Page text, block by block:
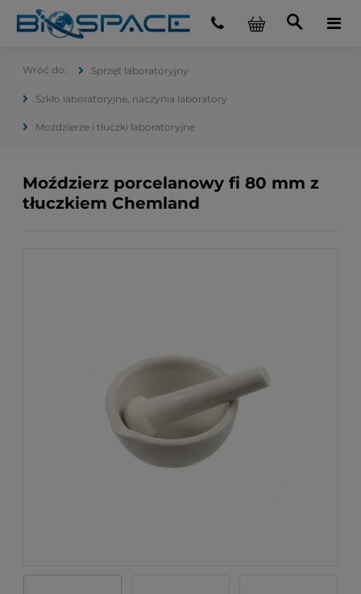
Sprzęt laboratoryjny
Szkło laboratoryjne, naczynia laboratory
Moździerze i tłuczki laboratoryjne
Moździerz porcelanowy fi 80 mm z
tłuczkiem Chemland